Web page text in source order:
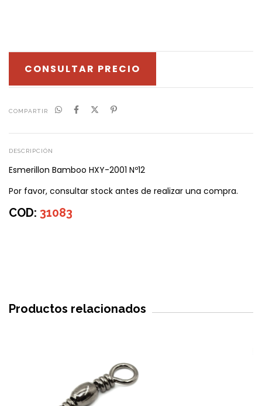
CONSULTAR PRECIO
COMPARTIR
DESCRIPCIÓN
Esmerillon Bamboo HXY-2001 Nº12
Por favor, consultar stock antes de realizar una compra.
COD: 31083
Productos relacionados